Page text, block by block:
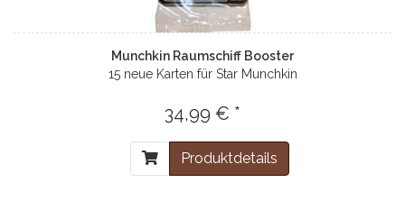
Munchkin Raumschiff Booster
15 neue Karten für Star Munchkin
34,99 € *
Produktdetails